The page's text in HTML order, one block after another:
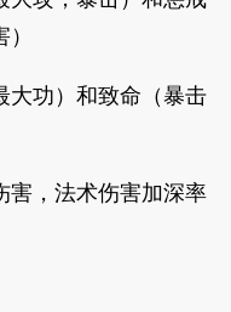
大功）和致命（暴击
害，法术伤害加深率